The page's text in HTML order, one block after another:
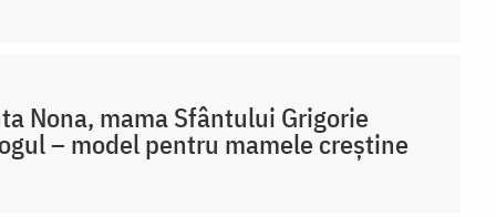
Nona, mama Sfântului Grigorie
– model pentru mamele creștine